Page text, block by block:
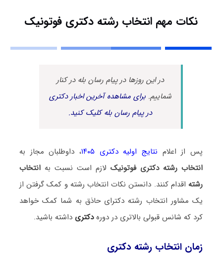
نکات مهم انتخاب رشته دکتری فوتونیک
در این روزها در پیام رسان بله در کنار
شماییم.برای مشاهده آخرین اخبار دکتری
در پیام رسان بله کلیک کنید.
پس از اعلام نتایج اولیه دکتری ۱۴۰۵
، داوطلبان مجاز به
انتخاب رشته دکتری فوتونیکلازم است نسبت بهانتخاب
رشته اقدام کنند. دانستن نکات انتخاب رشته و کمک گرفتن از
یک مشاور انتخاب رشته دکترای حاذق به شما کمک خواهد
کرد که شانس قبولی بالاتری در دورهدکتری داشته باشید.
زمان انتخاب رشته دکتری